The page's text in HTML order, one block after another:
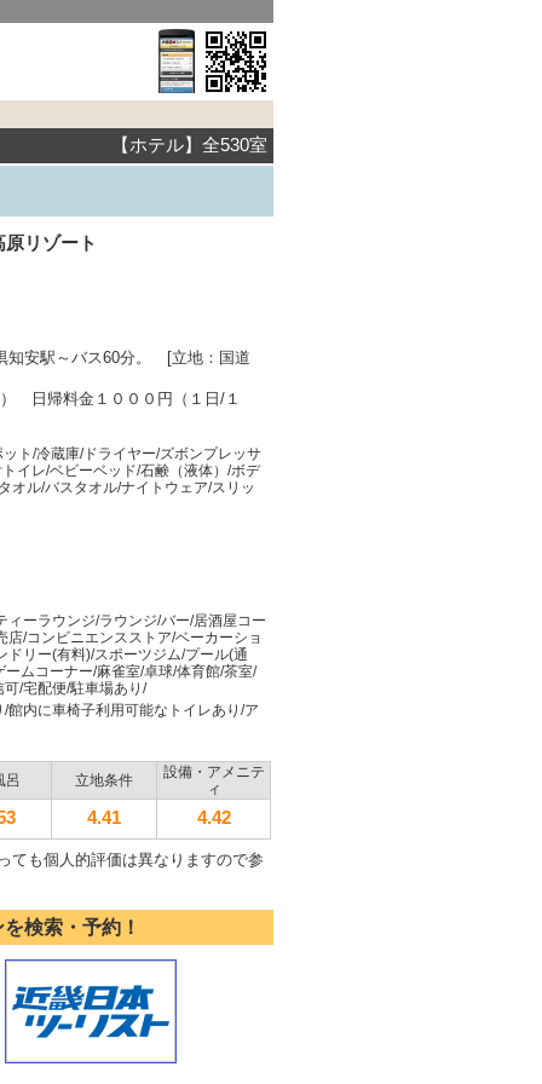
【ホテル】全530室
リゾート
知安駅～バス60分。 [立地：国道
日帰料金１０００円（１日/１
ト/冷蔵庫/ドライヤー/ズボンプレッサ
イレ/ベビーベッド/石鹸（液体）/ボデ
オル/バスタオル/ナイトウェア/スリッ
ーラウンジ/ラウンジ/バー/居酒屋コー
/コンビニエンスストア/ベーカーショ
ドリー(有料)/スポーツジム/プール(通
ムコーナー/麻雀室/卓球/体育館/茶室/
/宅配便/駐車場あり/
内に車椅子利用可能なトイレあり/ア
呂 立地条件
設備・アメニテ
ィ
4.41 4.42
ても個人的評価は異なりますので参
検索・予約！